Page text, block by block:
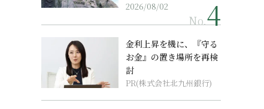
2026/08/02
No.
金利上昇を機に、『守る
お金』の置き場所を再検
討
PR(株式会社北九州銀行)